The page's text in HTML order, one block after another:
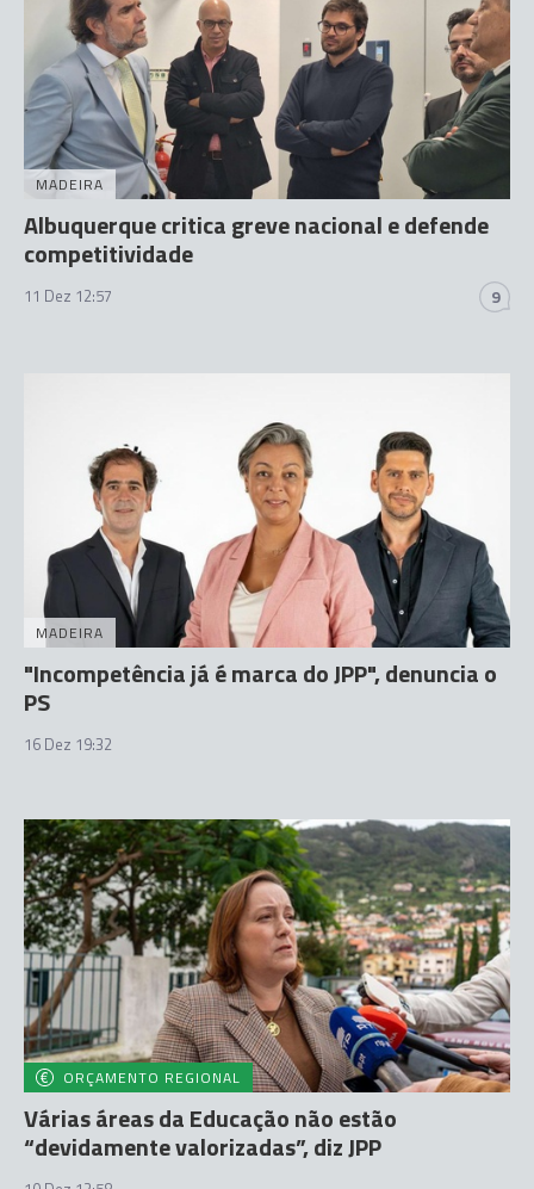
MADEIRA
Albuquerque critica greve nacional e defende
competitividade
11 Dez 12:57 9
MADEIRA
"Incompetência já é marca do JPP", denuncia o
PS
16 Dez 19:32
ORÇAMENTO REGIONAL
Várias áreas da Educação não estão
“devidamente valorizadas”, diz JPP